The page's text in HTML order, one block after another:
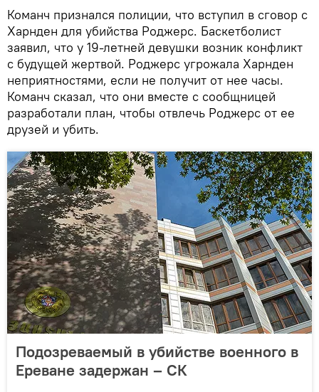
Команч признался полиции, что вступил в сговор с
Харнден для убийства Роджерс. Баскетболист
заявил, что у 19-летней девушки возник конфликт
с будущей жертвой. Роджерс угрожала Харнден
неприятностями, если не получит от нее часы.
Команч сказал, что они вместе с сообщницей
разработали план, чтобы отвлечь Роджерс от ее
друзей и убить.
Подозреваемый в убийстве военного в
Ереване задержан – СК